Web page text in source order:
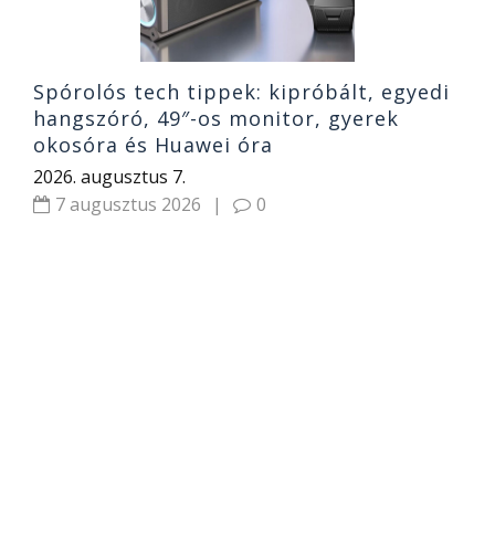
Spórolós tech tippek: kipróbált, egyedi
hangszóró, 49″-os monitor, gyerek
okosóra és Huawei óra
2026. augusztus 7.
7 augusztus 2026
| 0